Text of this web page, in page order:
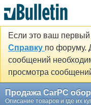
Если это ваш первый
Справку по форуму.
сообщений
просмотра
Продажа CarPC
Описание товаров и где их